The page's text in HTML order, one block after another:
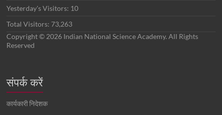
Yesterday's Visitors: 10
Total Visitors: 73,263
Copyright © 2026 Indian National Science Academy. All Rights
Reserved
संपर्क करें
कार्यकारी निदेशक